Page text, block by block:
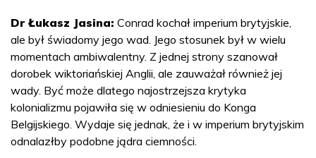
Dr Łukasz Jasina: Conrad kochał imperium brytyjskie,
ale był świadomy jego wad. Jego stosunek był w wielu
momentach ambiwalentny. Z jednej strony szanował
dorobek wiktoriańskiej Anglii, ale zauważał również jej
wady. Być może dlatego najostrzejsza krytyka
kolonializmu pojawiła się w odniesieniu do Konga
Belgijskiego. Wydaje się jednak, że i w imperium brytyjskim
odnalazłby podobne jądra ciemności.